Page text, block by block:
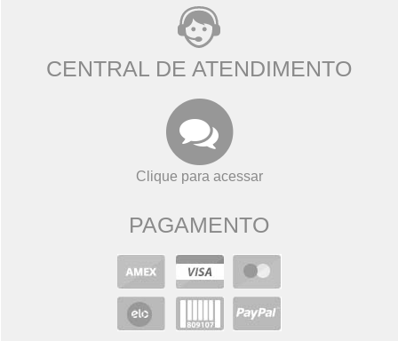
CENTRAL DE ATENDIMENTO
Clique para acessar
PAGAMENTO